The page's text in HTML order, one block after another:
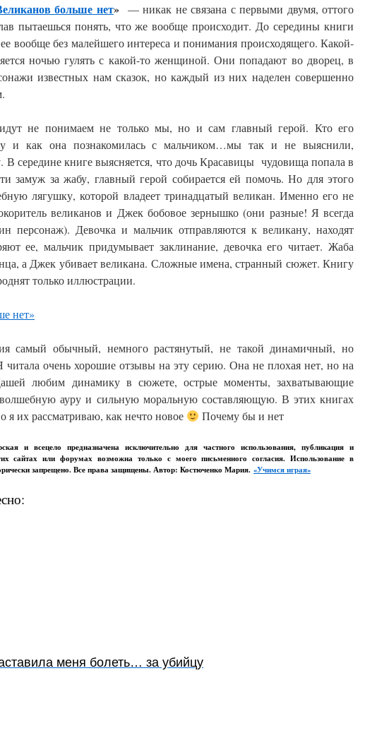
больше нет»— никак не связана с первыми двумя, оттого
пытаешься понять, что же вообще происходит. До середины книги
вообще без малейшего интереса и понимания происходящего. Какой-
ночью гулять с какой-то женщиной. Они попадают во дворец, в
известных нам сказок, но каждый из них наделен совершенно
не понимаем не только мы, но и сам главный герой. Кто его
и как она познакомилась с мальчиком…мы так и не выяснили,
В середине книге выясняется, что дочь Красавицы чудовища попала в
замуж за жабу, главный герой собирается ей помочь. Но для этого
лягушку, которой владеет тринадцатый великан. Именно его не
великанов и Джек бобовое зернышко (они разные! Я всегда
персонаж). Девочка и мальчик отправляются к великану, находят
ее, мальчик придумывает заклинание, девочка его читает. Жаба
а Джек убивает великана. Сложные имена, странный сюжет. Книгу
только иллюстрации.
самый обычный, немного растянутый, не такой динамичный, но
читала очень хорошие отзывы на эту серию. Она не плохая нет, но на
любим динамику в сюжете, острые моменты, захватывающие
ауру и сильную моральную составляющую. В этих книгах
я их рассматриваю, как нечто новое
Почему бы и нет
и всецело предназначена исключительно для частного использования, публикация и
сайтах или форумах возможна только с моего письменного согласия. Использование в
запрещено. Все права защищены. Автор: Костюченко Мария. «Учимся играя»
меня болеть… за убийцу